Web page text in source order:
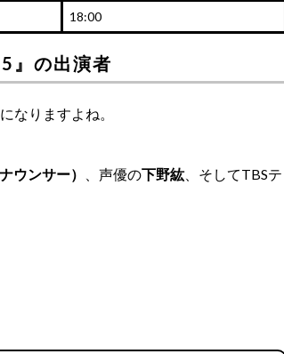
18:00
』の出演者
なりますよね。
ウンサー） 、声優の下野紘、そしてTBSテ